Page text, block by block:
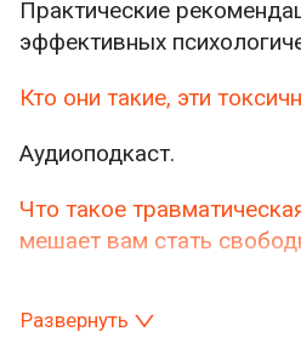
Практические
эффективных
Кто они такие, эти
Аудиоподкаст.
Что такое
мешает вам стать
Развернуть